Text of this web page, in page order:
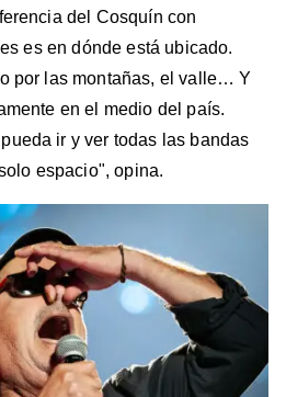
del Cosquín con
es en dónde está ubicado.
por las montañas, el valle… Y
en el medio del país.
ir y ver todas las bandas
espacio", opina.